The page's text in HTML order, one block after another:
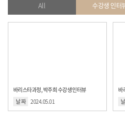
All 수강생 인터
바리스타과정, 박주희 수강생 인터뷰
날 짜 2024.05.01
바